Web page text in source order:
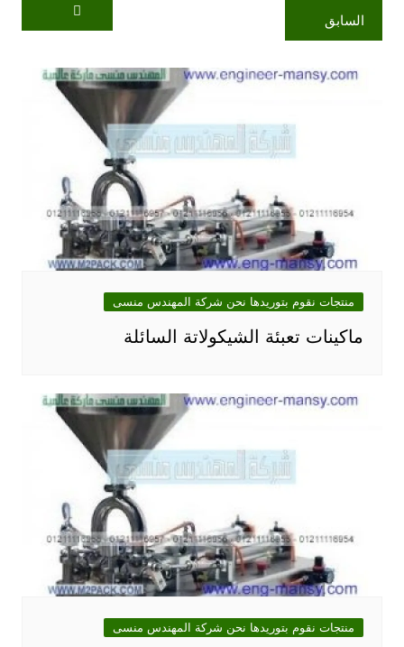
السابق
منتجات نقوم بتوريدها نحن شركة المهندس منسى
ماكينات تعبئة الشيكولاتة السائلة
منتجات نقوم بتوريدها نحن شركة المهندس منسى